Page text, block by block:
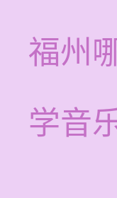
福州
学音